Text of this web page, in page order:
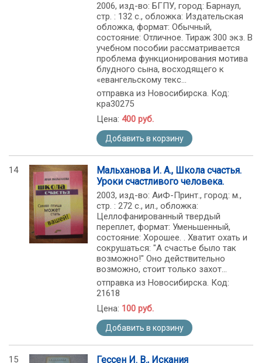
2006, изд-во: БГПУ, город: Барнаул,
стр. : 132 с., обложка: Издательская
обложка, формат: Обычный,
состояние: Отличное. Тираж 300 экз. В
учебном пособии рассматривается
проблема функционирования мотива
блудного сына, восходящего к
«евангельскому текс...
отправка из Новосибирска. Код:
кра30275
Цена: 400 руб.
Добавить в корзину
14
Мальханова И. А., Школа счастья.
Уроки счастливого человека.
2003, изд-во: АиФ-Принт., город: м.,
стр. : 272 с., ил., обложка:
Целлофанированный твердый
переплет, формат: Уменьшенный,
состояние: Хорошее. . Хватит охать и
сокрушаться: "А счастье было так
возможно!" Оно действительно
возможно, стоит только захот...
отправка из Новосибирска. Код:
21618
Цена: 100 руб.
Добавить в корзину
15 Гессен И. В., Искания